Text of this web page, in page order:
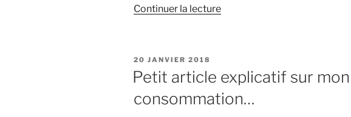
Continuer la lecturede
PUBLIÉ
20 JANVIER 2018
Petit article explicatif sur
consommation…